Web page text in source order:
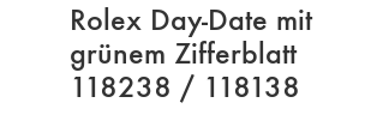
Rolex Day-Date mit
grünem Zifferblatt
118238 / 118138